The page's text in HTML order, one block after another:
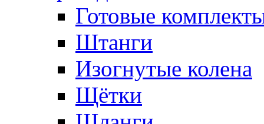
Готовые
Штанги
Изогнутые колена
Щётки